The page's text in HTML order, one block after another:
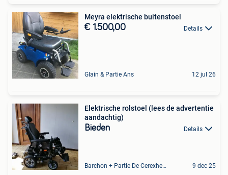
Meyra elektrische buitenstoel
€ 1.500,00 Details
Glain & Partie Ans 12 jul 26
Elektrische rolstoel (lees de advertentie
aandachtig)
Bieden Details
Barchon + Partie De Cerexhe - Heuseux, De Evegnee - Tignee 9 dec 25